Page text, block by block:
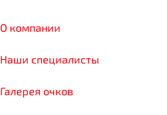
О компании
Наши специалисты
Галерея очков